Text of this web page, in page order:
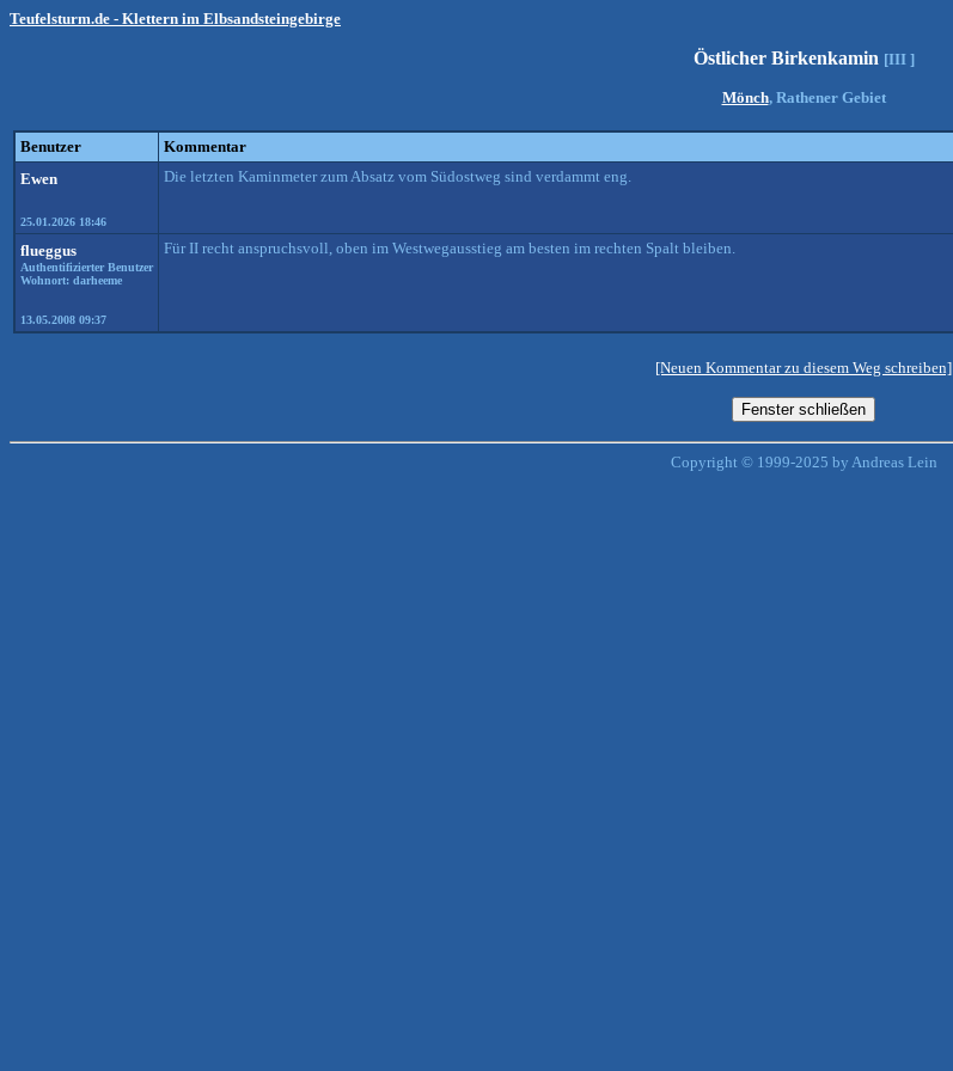
Teufelsturm.de - Klettern im Elbsandsteingebirge
Östlicher Birkenkamin [III ]
Mönch, Rathener Gebiet
Benutzer Kommentar
Ewen
25.01.2026 18:46
Die letzten Kaminmeter zum Absatz vom Südostweg sind verdammt eng.
flueggus
Authentifizierter Benutzer
Wohnort: darheeme
13.05.2008 09:37
Für II recht anspruchsvoll, oben im Westwegausstieg am besten im rechten Spalt bleiben.
[Neuen Kommentar zu diesem Weg schreiben]
Copyright © 1999-2025 by Andreas Lein